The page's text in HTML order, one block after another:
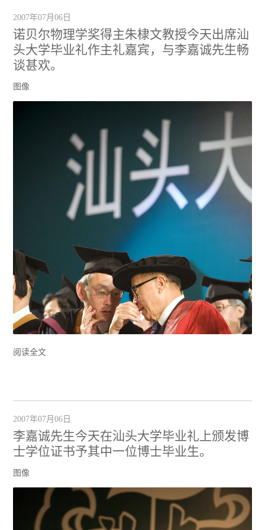
2007年07月06日
诺贝尔物理学奖得主朱棣文教授今天出席汕
头大学毕业礼作主礼嘉宾，与李嘉诚先生畅
谈甚欢。
图像
阅读全文
2007年07月06日
李嘉诚先生今天在汕头大学毕业礼上颁发博
士学位证书予其中一位博士毕业生。
图像